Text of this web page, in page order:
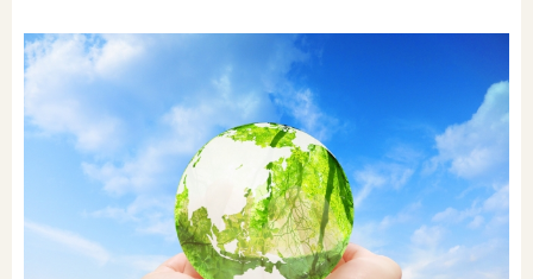
スマートセレクト
土地情報
オンライン相談会